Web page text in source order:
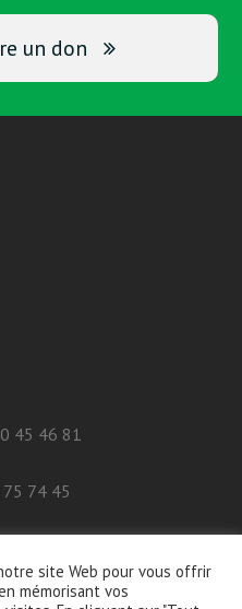
un don
45 46 81
74 45
site Web pour vous offrir
mémorisant vos